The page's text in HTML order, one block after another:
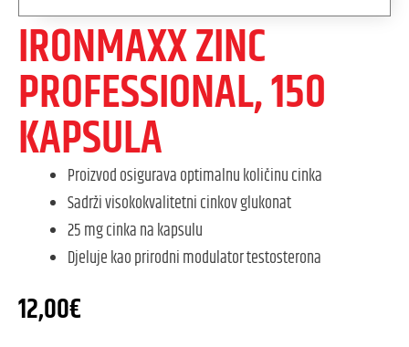
IRONMAXX ZINC
PROFESSIONAL, 150
KAPSULA
Proizvod osigurava optimalnu količinu cinka
Sadrži visokokvalitetni cinkov glukonat
25 mg cinka na kapsulu
Djeluje kao prirodni modulator testosterona
12,00€